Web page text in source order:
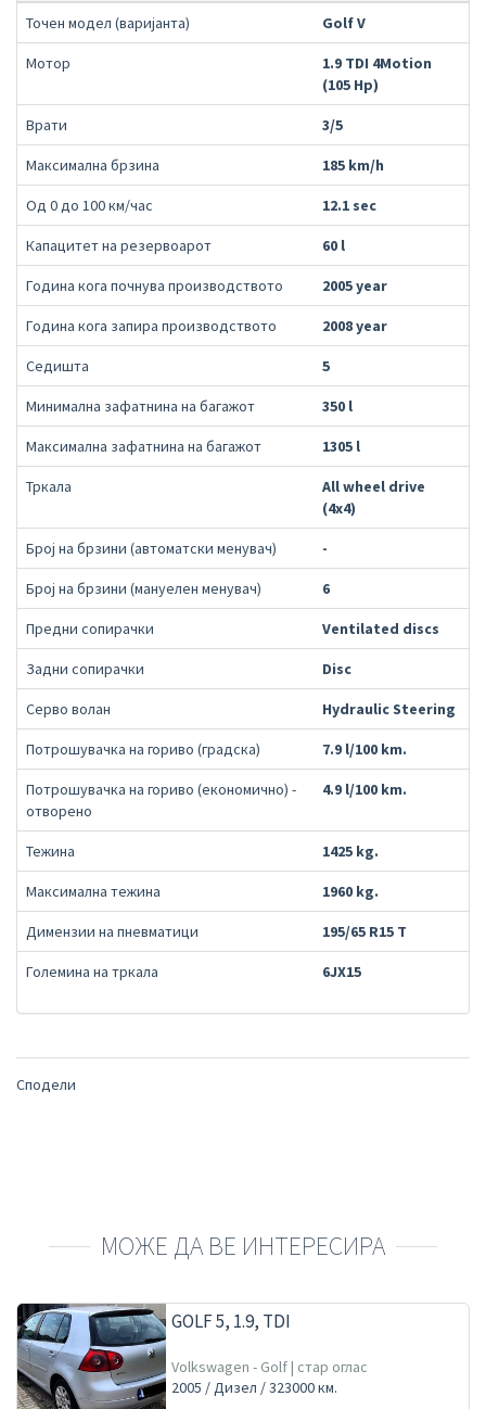
Точен модел (варијанта) Golf V
Мотор
1.9 TDI 4Motion
(105 Hp)
Врати 3/5
Максимална брзина 185 km/h
Од 0 до 100 км/час 12.1 sec
Капацитет на резервоарот 60 l
Година кога почнува производството 2005 year
Година кога запира производството 2008 year
Седишта 5
Минимална зафатнина на багажот 350 l
Максимална зафатнина на багажот 1305 l
Тркала
All wheel drive
(4x4)
Број на брзини (автоматски менувач) -
Број на брзини (мануелен менувач) 6
Предни сопирачки Ventilated discs
Задни сопирачки Disc
Серво волан Hydraulic Steering
Потрошувачка на гориво (градска) 7.9 l/100 km.
Потрошувачка на гориво (економично) -
отворено
4.9 l/100 km.
Тежина 1425 kg.
Максимална тежина 1960 kg.
Димензии на пневматици 195/65 R15 T
Големина на тркала 6JX15
Сподели
МОЖЕ ДА ВЕ ИНТЕРЕСИРА
GOLF 5, 1.9, TDI
Volkswagen - Golf | стар оглас
2005 / Дизел / 323000 км.